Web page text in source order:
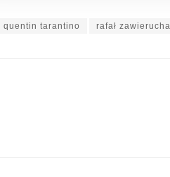
quentin tarantino rafał zawierucha